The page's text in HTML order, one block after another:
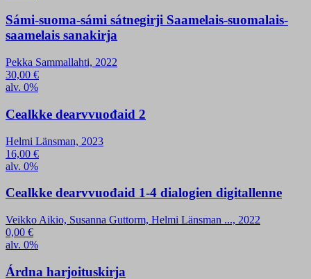
Sámi-suoma-sámi sátnegirji Saamelais-suomalais-
saamelais sanakirja
Pekka Sammallahti, 2022
30,00 €
alv. 0%
Cealkke dearvvuođaid 2
Helmi Länsman, 2023
16,00 €
alv. 0%
Cealkke dearvvuođaid 1-4 dialogien digitallenne
Veikko Aikio, Susanna Guttorm, Helmi Länsman ..., 2022
0,00 €
alv. 0%
Árdna harjoituskirja